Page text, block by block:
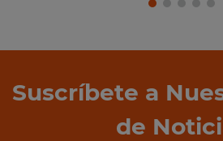
Suscríbete a
de